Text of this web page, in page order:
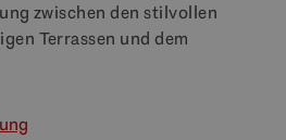
zwischen den stilvollen
Terrassen und dem